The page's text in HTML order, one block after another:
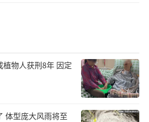
物人获刑8年 因定
体型庞大风雨将至